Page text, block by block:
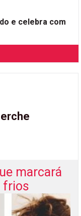
e celebra com
marcará
frios